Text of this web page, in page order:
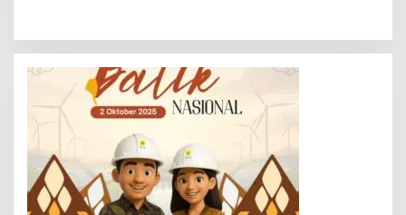
g
a
p
o
s